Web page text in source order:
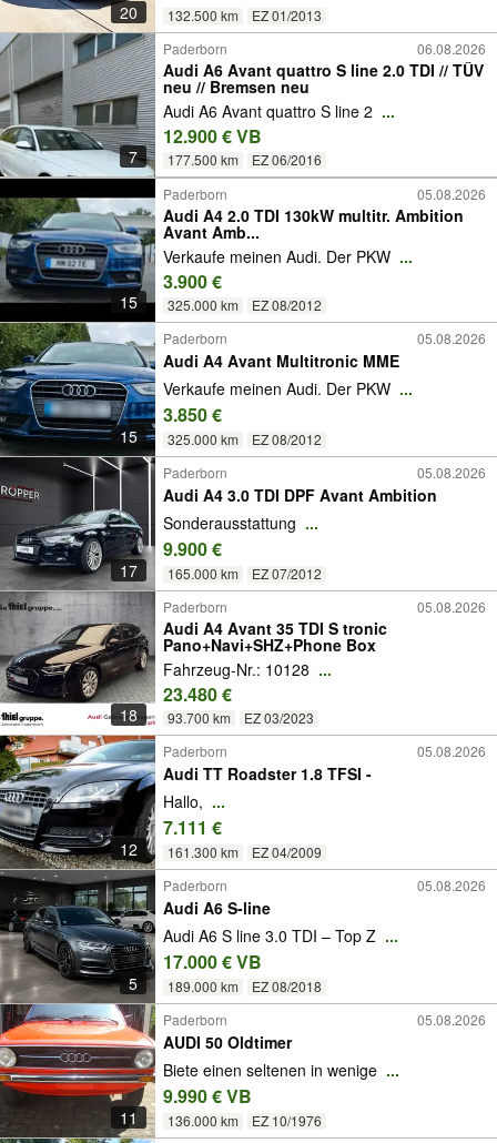
20 132.500 km EZ 01/2013
7
Paderborn 06.08.2026
Audi A6 Avant quattro S line 2.0 TDI // TÜV
neu // Bremsen neu
Audi A6 Avant quattro S line 2 ...
12.900 € VB
177.500 km EZ 06/2016
15
Paderborn 05.08.2026
Audi A4 2.0 TDI 130kW multitr. Ambition
Avant Amb...
Verkaufe meinen Audi. Der PKW ...
3.900 €
325.000 km EZ 08/2012
15
Paderborn 05.08.2026
Audi A4 Avant Multitronic MME
Verkaufe meinen Audi. Der PKW ...
3.850 €
325.000 km EZ 08/2012
17
Paderborn 05.08.2026
Audi A4 3.0 TDI DPF Avant Ambition
Sonderausstattung ...
9.900 €
165.000 km EZ 07/2012
18
Paderborn 05.08.2026
Audi A4 Avant 35 TDI S tronic
Pano+Navi+SHZ+Phone Box
Fahrzeug-Nr.: 10128 ...
23.480 €
93.700 km EZ 03/2023
12
Paderborn 05.08.2026
Audi TT Roadster 1.8 TFSI -
Hallo, ...
7.111 €
161.300 km EZ 04/2009
5
Paderborn 05.08.2026
Audi A6 S-line
Audi A6 S line 3.0 TDI – Top Z ...
17.000 € VB
189.000 km EZ 08/2018
11
Paderborn 05.08.2026
AUDI 50 Oldtimer
Biete einen seltenen in wenige ...
9.990 € VB
136.000 km EZ 10/1976